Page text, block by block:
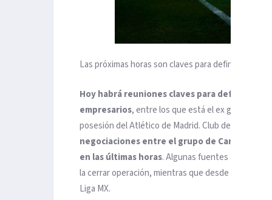
Las próximas horas son claves para definir la
Hoy habrá reuniones claves para definir si el
empresarios, entre los que está el ex gerente
posesión del Atlético de Madrid. Club de Cuervos
negociaciones entre el grupo de Carlos
en las últimas horas. Algunas fuentes aseguran
la cerrar operación, mientras que desde España
Liga MX.